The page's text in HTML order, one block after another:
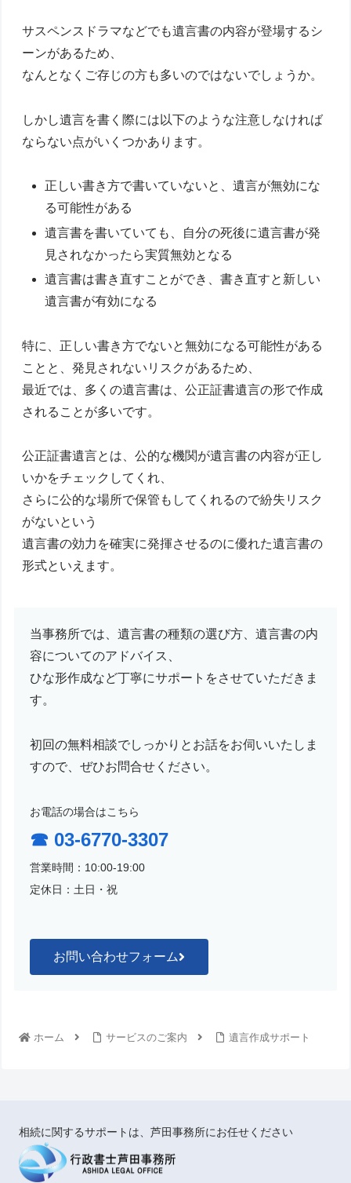
サスペンスドラマなどでも遺言書の内容が登場するシ
ーンがあるため、
なんとなくご存じの方も多いのではないでしょうか。
しかし遺言を書く際には以下のような注意しなければ
ならない点がいくつかあります。
正しい書き方で書いていないと、遺言が無効にな
る可能性がある
遺言書を書いていても、自分の死後に遺言書が発
見されなかったら実質無効となる
遺言書は書き直すことができ、書き直すと新しい
遺言書が有効になる
特に、正しい書き方でないと無効になる可能性がある
ことと、発見されないリスクがあるため、
最近では、多くの遺言書は、公正証書遺言の形で作成
されることが多いです。
公正証書遺言とは、公的な機関が遺言書の内容が正し
いかをチェックしてくれ、
さらに公的な場所で保管もしてくれるので紛失リスク
がないという
遺言書の効力を確実に発揮させるのに優れた遺言書の
形式といえます。
当事務所では、遺言書の種類の選び方、遺言書の内
容についてのアドバイス、
ひな形作成など丁寧にサポートをさせていただきま
す。
初回の無料相談でしっかりとお話をお伺いいたしま
すので、ぜひお問合せください。
お電話の場合はこちら
☎︎ 03-6770-3307
営業時間：10:00-19:00
定休日：土日・祝
お問い合わせフォーム
ホーム サービスのご案内 遺言作成サポート
相続に関するサポートは、芦田事務所にお任せください